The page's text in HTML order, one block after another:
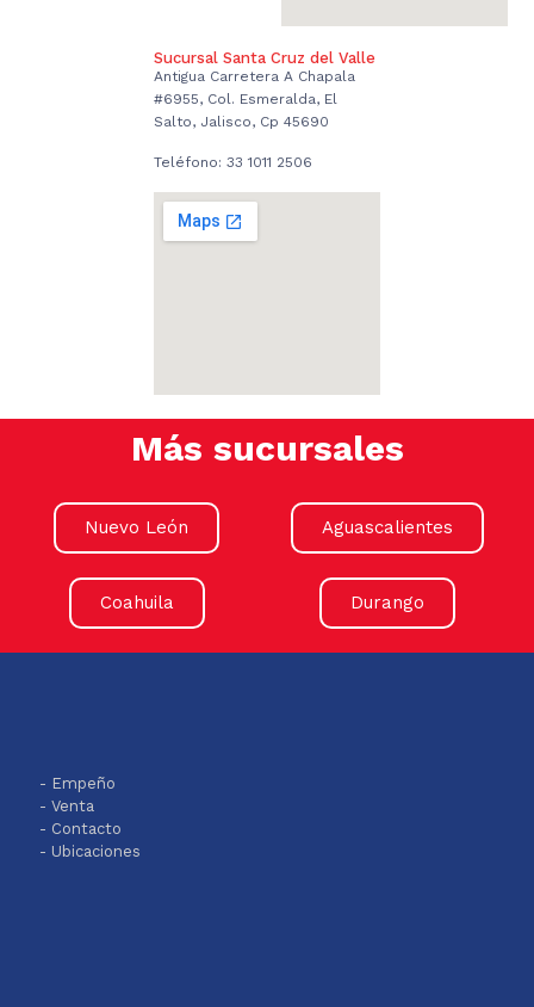
Sucursal Santa Cruz del Valle
Antigua Carretera A Chapala
#6955, Col. Esmeralda, El
Salto, Jalisco, Cp 45690
Teléfono: 33 1011 2506
Más sucursales
Nuevo León Aguascalientes
Coahuila Durango
- Empeño
- Venta
- Contacto
- Ubicaciones